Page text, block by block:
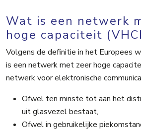
Wat is een netwerk
hoge capaciteit
Volgens de definitie in het Europees
is een netwerk met zeer hoge
netwerk voor elektronische
Ofwel ten minste tot aan het
uit glasvezel bestaat,
Ofwel in gebruikelijke